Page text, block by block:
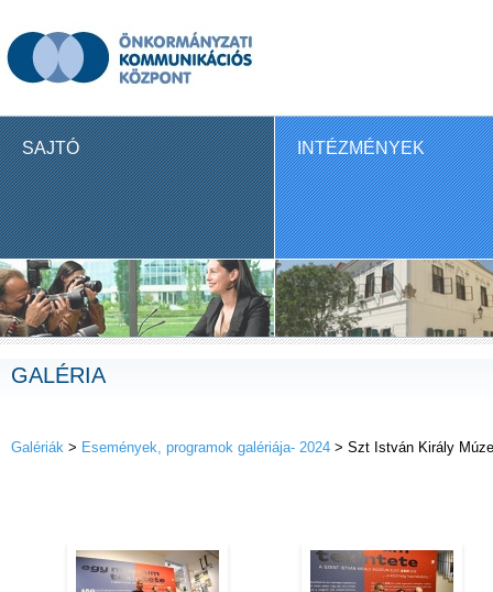
SAJTÓ INTÉZMÉNYEK
GALÉRIA
Galériák > Események, programok galériája- 2024 > Szt István Király